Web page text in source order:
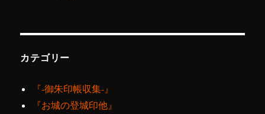
カテゴリー
『‐御朱印帳収集‐』
『お城の登城印他』